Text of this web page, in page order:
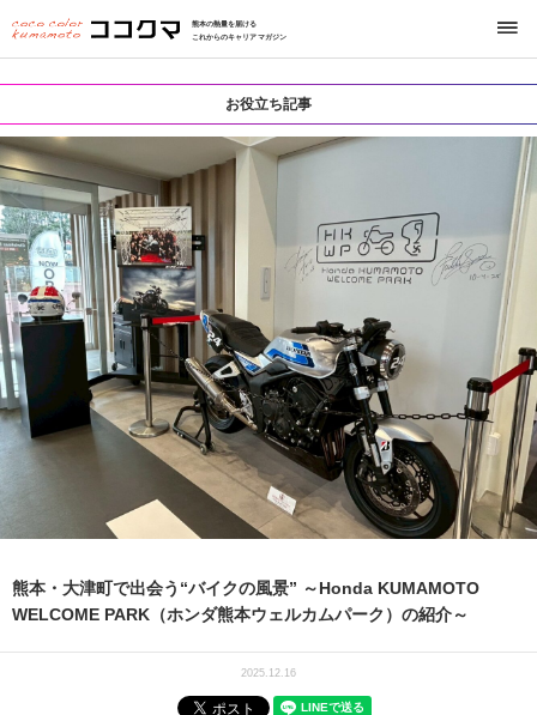
熊本の熱量を届ける
これからのキャリアマガジン
お役立ち記事
熊本・大津町で出会う“バイクの風景” ～Honda KUMAMOTO
WELCOME PARK（ホンダ熊本ウェルカムパーク）の紹介～
2025.12.16